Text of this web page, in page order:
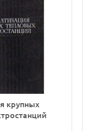
крупных